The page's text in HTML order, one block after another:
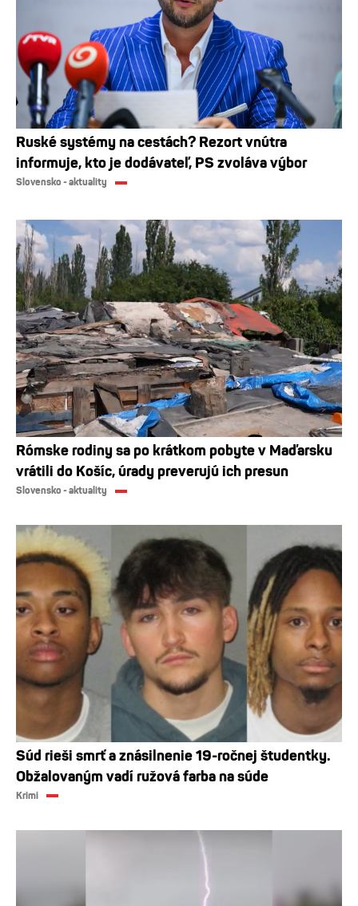
Ruské systémy na cestách? Rezort vnútra
informuje, kto je dodávateľ, PS zvoláva výbor
Slovensko - aktuality
Rómske rodiny sa po krátkom pobyte v Maďarsku
vrátili do Košíc, úrady preverujú ich presun
Slovensko - aktuality
Súd rieši smrť a znásilnenie 19-ročnej študentky.
Obžalovaným vadí ružová farba na súde
Krimi